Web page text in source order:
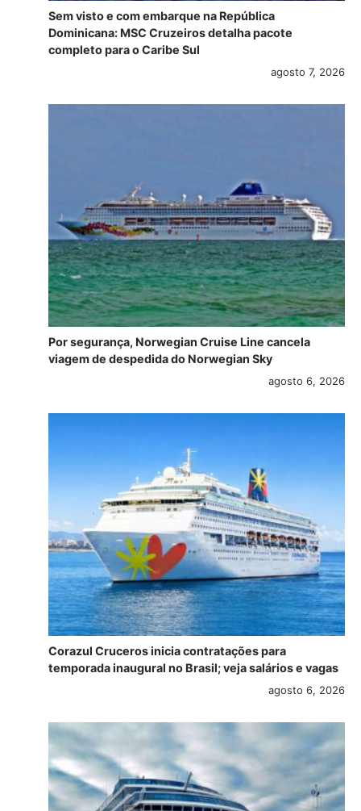
Sem visto e com embarque na República
Dominicana: MSC Cruzeiros detalha pacote
completo para o Caribe Sul
agosto 7, 2026
Por segurança, Norwegian Cruise Line cancela
viagem de despedida do Norwegian Sky
agosto 6, 2026
Corazul Cruceros inicia contratações para
temporada inaugural no Brasil; veja salários e vagas
agosto 6, 2026